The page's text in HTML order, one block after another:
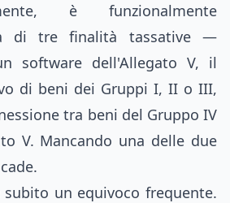
è funzionalmente
di tre finalità tassative —
software dell'Allegato V, il
di beni dei Gruppi I, II o III,
tra beni del Gruppo IV
V. Mancando una delle due
subito un equivoco frequente.